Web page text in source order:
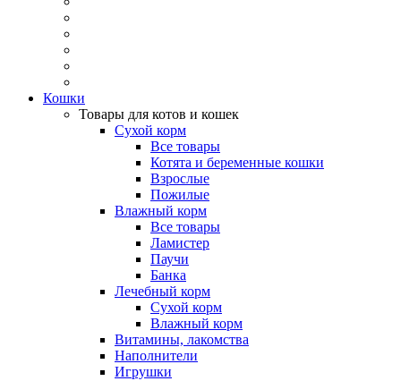
Кошки
Товары для котов и кошек
Сухой корм
Все товары
Котята и беременные кошки
Взрослые
Пожилые
Влажный корм
Все товары
Ламистер
Паучи
Банка
Лечебный корм
Сухой корм
Влажный корм
Витамины, лакомства
Наполнители
Игрушки